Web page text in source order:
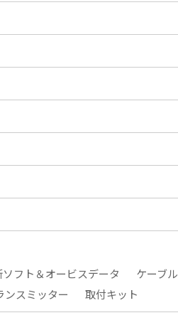
フト＆オービスデータ ケーブル
ンスミッター 取付キット